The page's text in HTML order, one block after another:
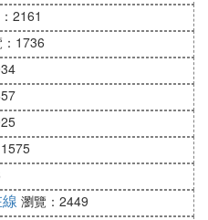
2161
1736
瀏覽：2449